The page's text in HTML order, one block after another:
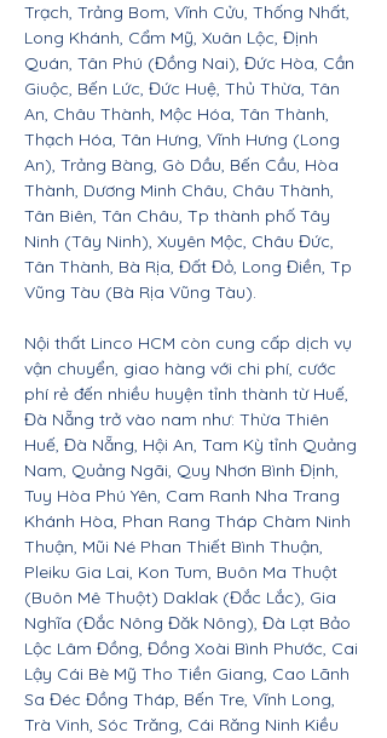
Trạch, Trảng Bom, Vĩnh Cửu, Thống Nhất,
Long Khánh, Cẩm Mỹ, Xuân Lộc, Định
Quán, Tân Phú (Đồng Nai), Đức Hòa, Cần
Giuộc, Bến Lức, Đức Huệ, Thủ Thừa, Tân
An, Châu Thành, Mộc Hóa, Tân Thành,
Thạch Hóa, Tân Hưng, Vĩnh Hưng (Long
An), Trảng Bàng, Gò Dầu, Bến Cầu, Hòa
Thành, Dương Minh Châu, Châu Thành,
Tân Biên, Tân Châu, Tp thành phố Tây
Ninh (Tây Ninh), Xuyên Mộc, Châu Đức,
Tân Thành, Bà Rịa, Đất Đỏ, Long Điền, Tp
Vũng Tàu (Bà Rịa Vũng Tàu).
Nội thất Linco HCM còn cung cấp dịch vụ
vận chuyển, giao hàng với chi phí, cước
phí rẻ đến nhiều huyện tỉnh thành từ Huế,
Đà Nẵng trở vào nam như: Thừa Thiên
Huế, Đà Nẵng, Hội An, Tam Kỳ tỉnh Quảng
Nam, Quảng Ngãi, Quy Nhơn Bình Định,
Tuy Hòa Phú Yên, Cam Ranh Nha Trang
Khánh Hòa, Phan Rang Tháp Chàm Ninh
Thuận, Mũi Né Phan Thiết Bình Thuận,
Pleiku Gia Lai, Kon Tum, Buôn Ma Thuột
(Buôn Mê Thuột) Daklak (Đắc Lắc), Gia
Nghĩa (Đắc Nông Đăk Nông), Đà Lạt Bảo
Lộc Lâm Đồng, Đồng Xoài Bình Phước, Cai
Lậy Cái Bè Mỹ Tho Tiền Giang, Cao Lãnh
Sa Đéc Đồng Tháp, Bến Tre, Vĩnh Long,
Trà Vinh, Sóc Trăng, Cái Răng Ninh Kiều